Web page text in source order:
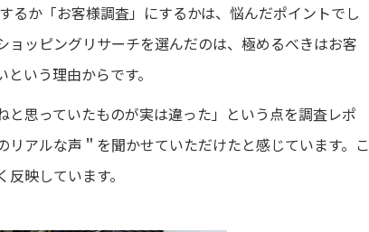
るか「お客様調査」にするかは、悩んだポイントでし
ョッピングリサーチを選んだのは、極めるべきはお客
という理由からです。
思っていたものが実は違った」という点を調査レポ
アルな声＂を聞かせていただけたと感じています。こ
映しています。